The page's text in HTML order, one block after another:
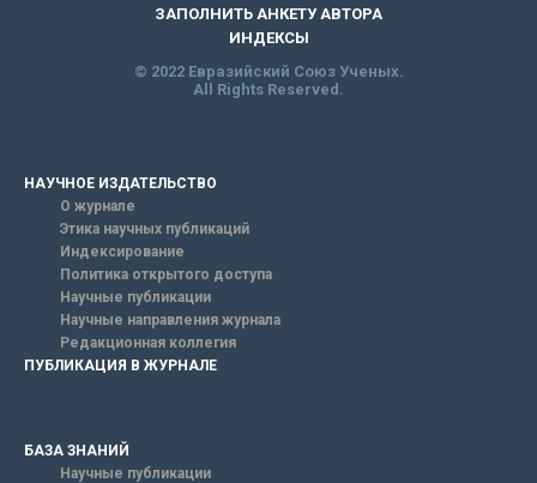
ЗАПОЛНИТЬ АНКЕТУ АВТОРА
ИНДЕКСЫ
© 2022 Евразийский Союз Ученых.
All Rights Reserved.
НАУЧНОЕ ИЗДАТЕЛЬСТВО
О журнале
Этика научных публикаций
Индексирование
Политика открытого доступа
Научные публикации
Научные направления журнала
Редакционная коллегия
ПУБЛИКАЦИЯ В ЖУРНАЛЕ
БАЗА ЗНАНИЙ
Научные публикации